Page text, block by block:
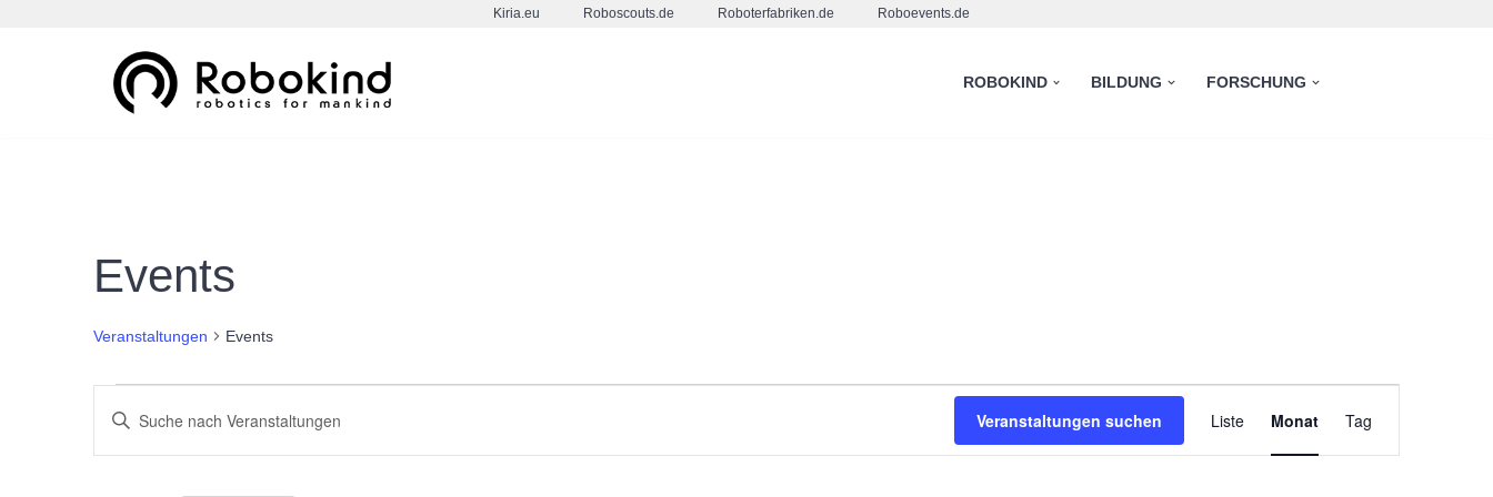
Kiria.eu Roboscouts.de Roboterfabriken.de Roboevents.de
ROBOKIND BILDUNG FORSCHUNG
Events
Veranstaltungen Events
Veranstaltungen
Suche
Bitte
Veranstaltungen suchen
Ansichten-
Liste Monat Tag